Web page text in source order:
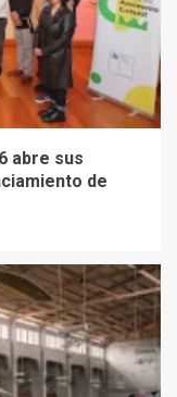
abre sus
de